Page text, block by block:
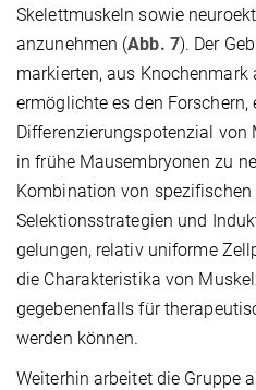
Skelettmuskeln sowie
anzunehmen (Abb. 7). Der
markierten, aus Knochenmark
ermöglichte es den
Differenzierungspotenzial von
in frühe Mausembryonen zu
Kombination von spezifischen
Selektionsstrategien und
gelungen, relativ uniforme
die Charakteristika von
gegebenenfalls für
werden können.
Weiterhin arbeitet die Gruppe